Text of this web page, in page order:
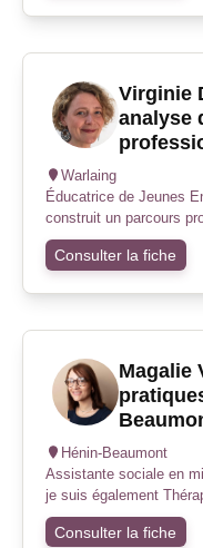
Virginie
analyse
Warlaing
Éducatrice de Jeunes
construit un parcours
Consulter la fiche
Magalie
Hénin-Beaumont
Assistante sociale en
je suis également
Consulter la fiche